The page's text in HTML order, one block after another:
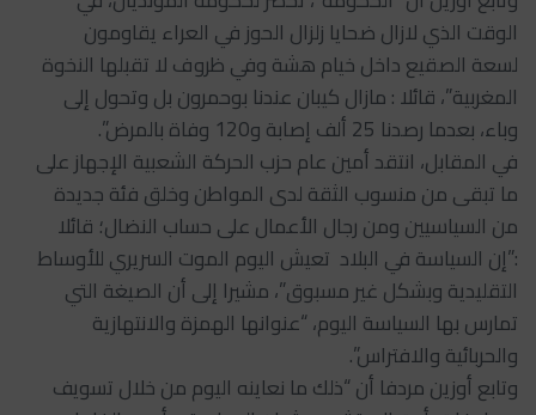
الوقت الذي لازال ضحايا زلزال الحوز في العراء يقاومون
لسعة الصقيع داخل خيام هشة وفي ظروف لا تقبلها النخوة
المغربية”، قائلا : مازال كيبان عندنا بوحمرون بل وتحول إلى
وباء، بعدما رصدنا 25 ألف إصابة و120 وفاة بالمرض”.
في المقابل، انتقد أمين عام حزب الحركة الشعبية الإجهاز على
ما تبقى من منسوب الثقة لدى المواطن وخلق فئة جديدة
من السياسيين ومن رجال الأعمال على حساب النضال؛ قائلا
:”إن السياسة في البلاد تعيش اليوم الموت السريري للأوساط
التقليدية وبشكل غير مسبوق”، مشيرا إلى أن الصيغة التي
تمارس بها السياسة اليوم، “عنوانها الهمزة والانتهازية
والحربائية والافتراس”.
وتابع أوزين مردفا أن “ذلك ما نعاينه اليوم من خلال تسويف